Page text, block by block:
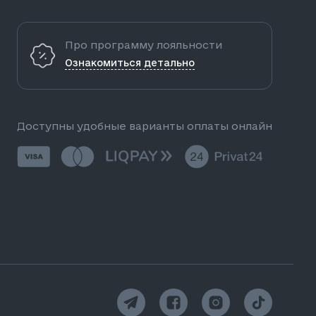
Про программу лояльности
Ознакомиться детально
Доступны удобные варианты оплаты онлайн